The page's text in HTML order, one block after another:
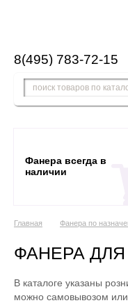
8(495) 783-72-15
Фанера всегда в
наличии
Главная Фанера по
ФАНЕРА
В каталоге указаны
можно самовывозом или